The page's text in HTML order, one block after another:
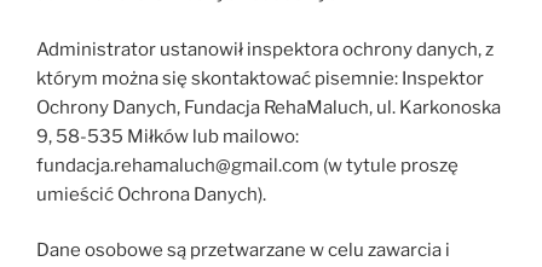
Administrator ustanowił inspektora ochrony danych, z
którym można się skontaktować pisemnie: Inspektor
Ochrony Danych, Fundacja RehaMaluch, ul. Karkonoska
9, 58-535 Miłków lub mailowo:
fundacja.rehamaluch@gmail.com (w tytule proszę
umieścić Ochrona Danych).
Dane osobowe są przetwarzane w celu zawarcia i